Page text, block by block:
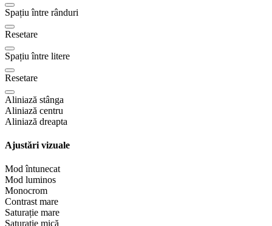
Spațiu între rânduri
Resetare
Spațiu între litere
Resetare
Aliniază stânga
Aliniază centru
Aliniază dreapta
Ajustări vizuale
Mod întunecat
Mod luminos
Monocrom
Contrast mare
Saturație mare
Saturație mică